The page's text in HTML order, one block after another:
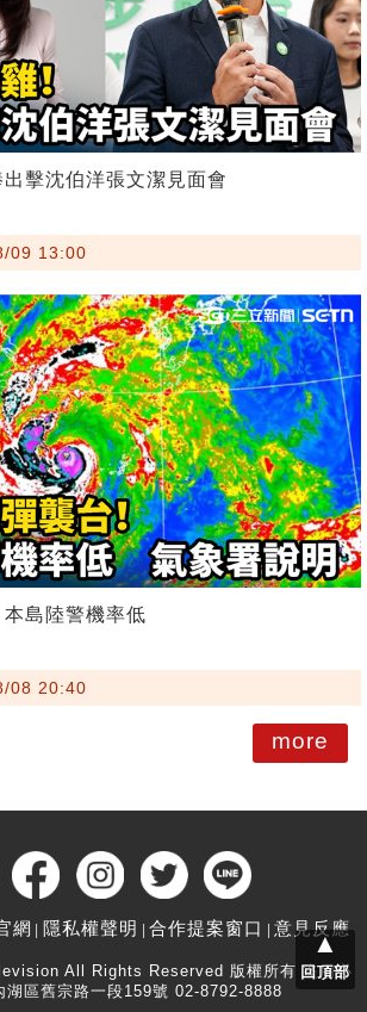
擊沈伯洋張文潔見面會
09 13:00
島陸警機率低
08 20:40
more
網 隱私權聲明 合作提案窗口 意見反應
All Rights Reserved 版權所有 盜用必
湖區舊宗路一段159號 02-8792-8888
▲
回頂部